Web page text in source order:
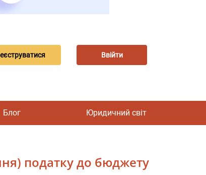
Ввійти
Блог Юридичний світ
податку до бюджету